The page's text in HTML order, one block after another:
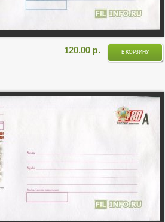
В КОРЗИНУ
120.00 р.